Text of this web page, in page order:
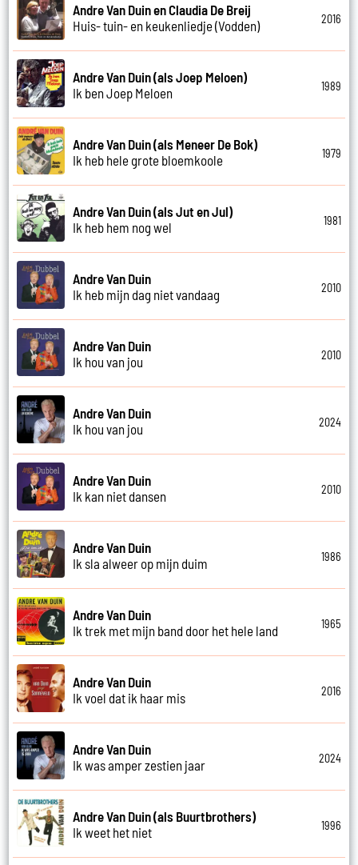
Andre Van Duin en Claudia De Breij
Huis- tuin- en keukenliedje (Vodden)
2016
Andre Van Duin (als Joep Meloen)
Ik ben Joep Meloen
1989
Andre Van Duin (als Meneer De Bok)
Ik heb hele grote bloemkoole
1979
Andre Van Duin (als Jut en Jul)
Ik heb hem nog wel
1981
Andre Van Duin
Ik heb mijn dag niet vandaag
2010
Andre Van Duin
Ik hou van jou
2010
Andre Van Duin
Ik hou van jou
2024
Andre Van Duin
Ik kan niet dansen
2010
Andre Van Duin
Ik sla alweer op mijn duim
1986
Andre Van Duin
Ik trek met mijn band door het hele land
1965
Andre Van Duin
Ik voel dat ik haar mis
2016
Andre Van Duin
Ik was amper zestien jaar
2024
Andre Van Duin (als Buurtbrothers)
Ik weet het niet
1996